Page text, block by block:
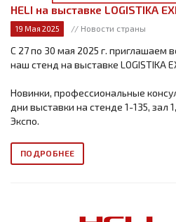
HELI на выставке LOGISTIKA
19 Мая 2025 // Новости страны
С 27 по 30 мая 2025 г. приглашаем
наш стенд на выставке LOGISTIKA
Новинки, профессиональные
дни выставки на стенде 1-135, зал
Экспо.
ПОДРОБНЕЕ